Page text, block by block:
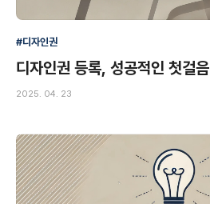
#디자인권
디자인권 등록, 성공적인 첫걸음
2025. 04. 23